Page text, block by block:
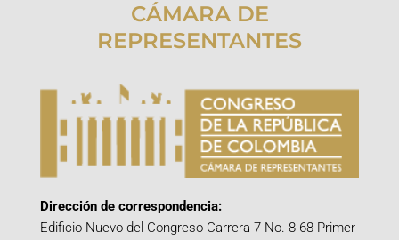
CÁMARA DE
REPRESENTANTES
Dirección de correspondencia:
Edificio Nuevo del Congreso Carrera 7 No. 8-68 Primer